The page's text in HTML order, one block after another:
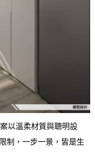
以溫柔材質與聰明設
制，一步一景，皆是生